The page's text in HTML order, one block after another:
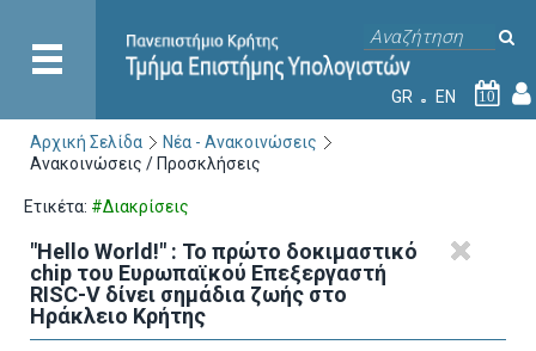
GR EN 10
Αρχική Σελίδα
Νέα - Ανακοινώσεις
Ανακοινώσεις / Προσκλήσεις
Ετικέτα: #Διακρίσεις
"Hello World!" : Το πρώτο δοκιμαστικό
chip του Ευρωπαϊκού Επεξεργαστή
RISC-V δίνει σημάδια ζωής στο
Ηράκλειο Κρήτης